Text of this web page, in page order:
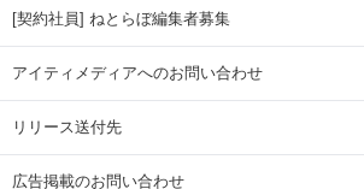
[契約社員] ねとらぼ編集者募集
アイティメディアへのお問い合わせ
リリース送付先
広告掲載のお問い合わせ